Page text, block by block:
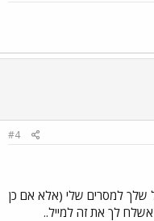
#4
שלך למסרים שלי (אלא אם כן
אשלח לך את זה למייל..